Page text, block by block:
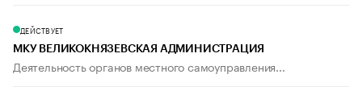
ДЕЙСТВУЕТ
МКУ ВЕЛИКОКНЯЗЕВСКАЯ АДМИНИСТРАЦИЯ
Деятельность органов местного самоуправления...